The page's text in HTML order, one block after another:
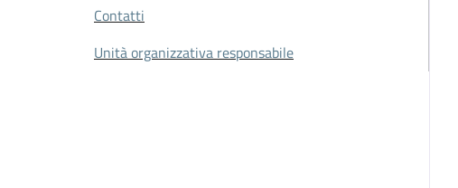
Contatti
Unità organizzativa responsabile